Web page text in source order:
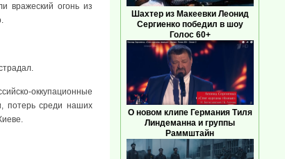
вражеский огонь из
оккупационные
потерь среди наших
Шахтер из Макеевки Леонид
Сергиенко победил в шоу
Голос 60+
О новом клипе Германия Тиля
Линдеманна и группы
Раммштайн